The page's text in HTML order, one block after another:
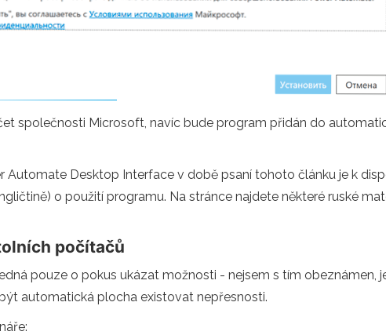
společnosti Microsoft, navíc bude program přidán do
Desktop Interface v době psaní tohoto článku je k
o použití programu. Na stránce najdete některé ruské
počítačů
pouze o pokus ukázat možnosti - nejsem s tím obeznámen,
automatická plocha existovat nepřesnosti.